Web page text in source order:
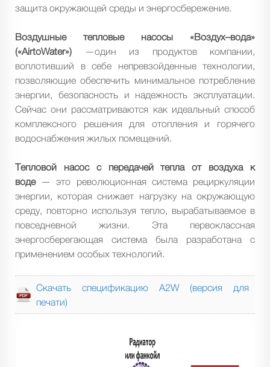
защита окружающей среды и энергосбережение.
Воздушные тепловые насосы «Воздух–вода»
(«AirtoWater») —один из продуктов компании,
воплотивший в себе непревзойденные технологии,
позволяющие обеспечить минимальное потребление
энергии, безопасность и надежность эксплуатации.
Сейчас они рассматриваются как идеальный способ
комплексного решения для отопления и горячего
водоснабжения жилых помещений.
Тепловой насос с передачей тепла от воздуха к
воде — это революционная система рециркуляции
энергии, которая снижает нагрузку на окружающую
среду, повторно используя тепло, вырабатываемое в
повседневной жизни. Эта первоклассная
энергосберегающая система была разработана с
применением особых технологий.
Скачать спецификацию A2W (версия для
печати)